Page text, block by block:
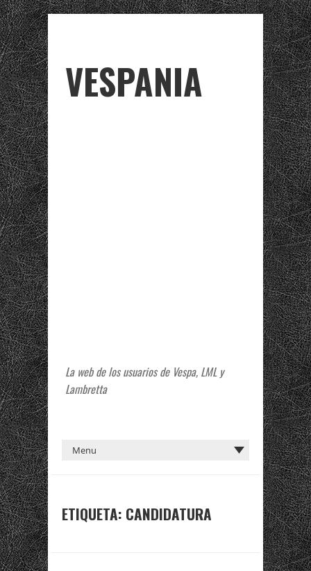
VESPANIA
La web de los usuarios de Vespa, LML y
Lambretta
ETIQUETA: CANDIDATURA